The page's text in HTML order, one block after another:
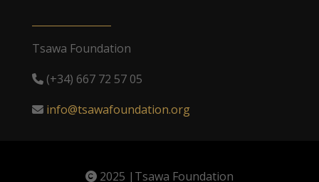
Tsawa Foundation
(+34) 667 72 57 05
info@tsawafoundation.org
2025 |Tsawa Foundation